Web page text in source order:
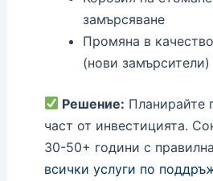
замърсяване
Промяна в
(нови замърсители)
Решение: Планирайте
част от инвестицията.
30-50+ години с
всички услуги по